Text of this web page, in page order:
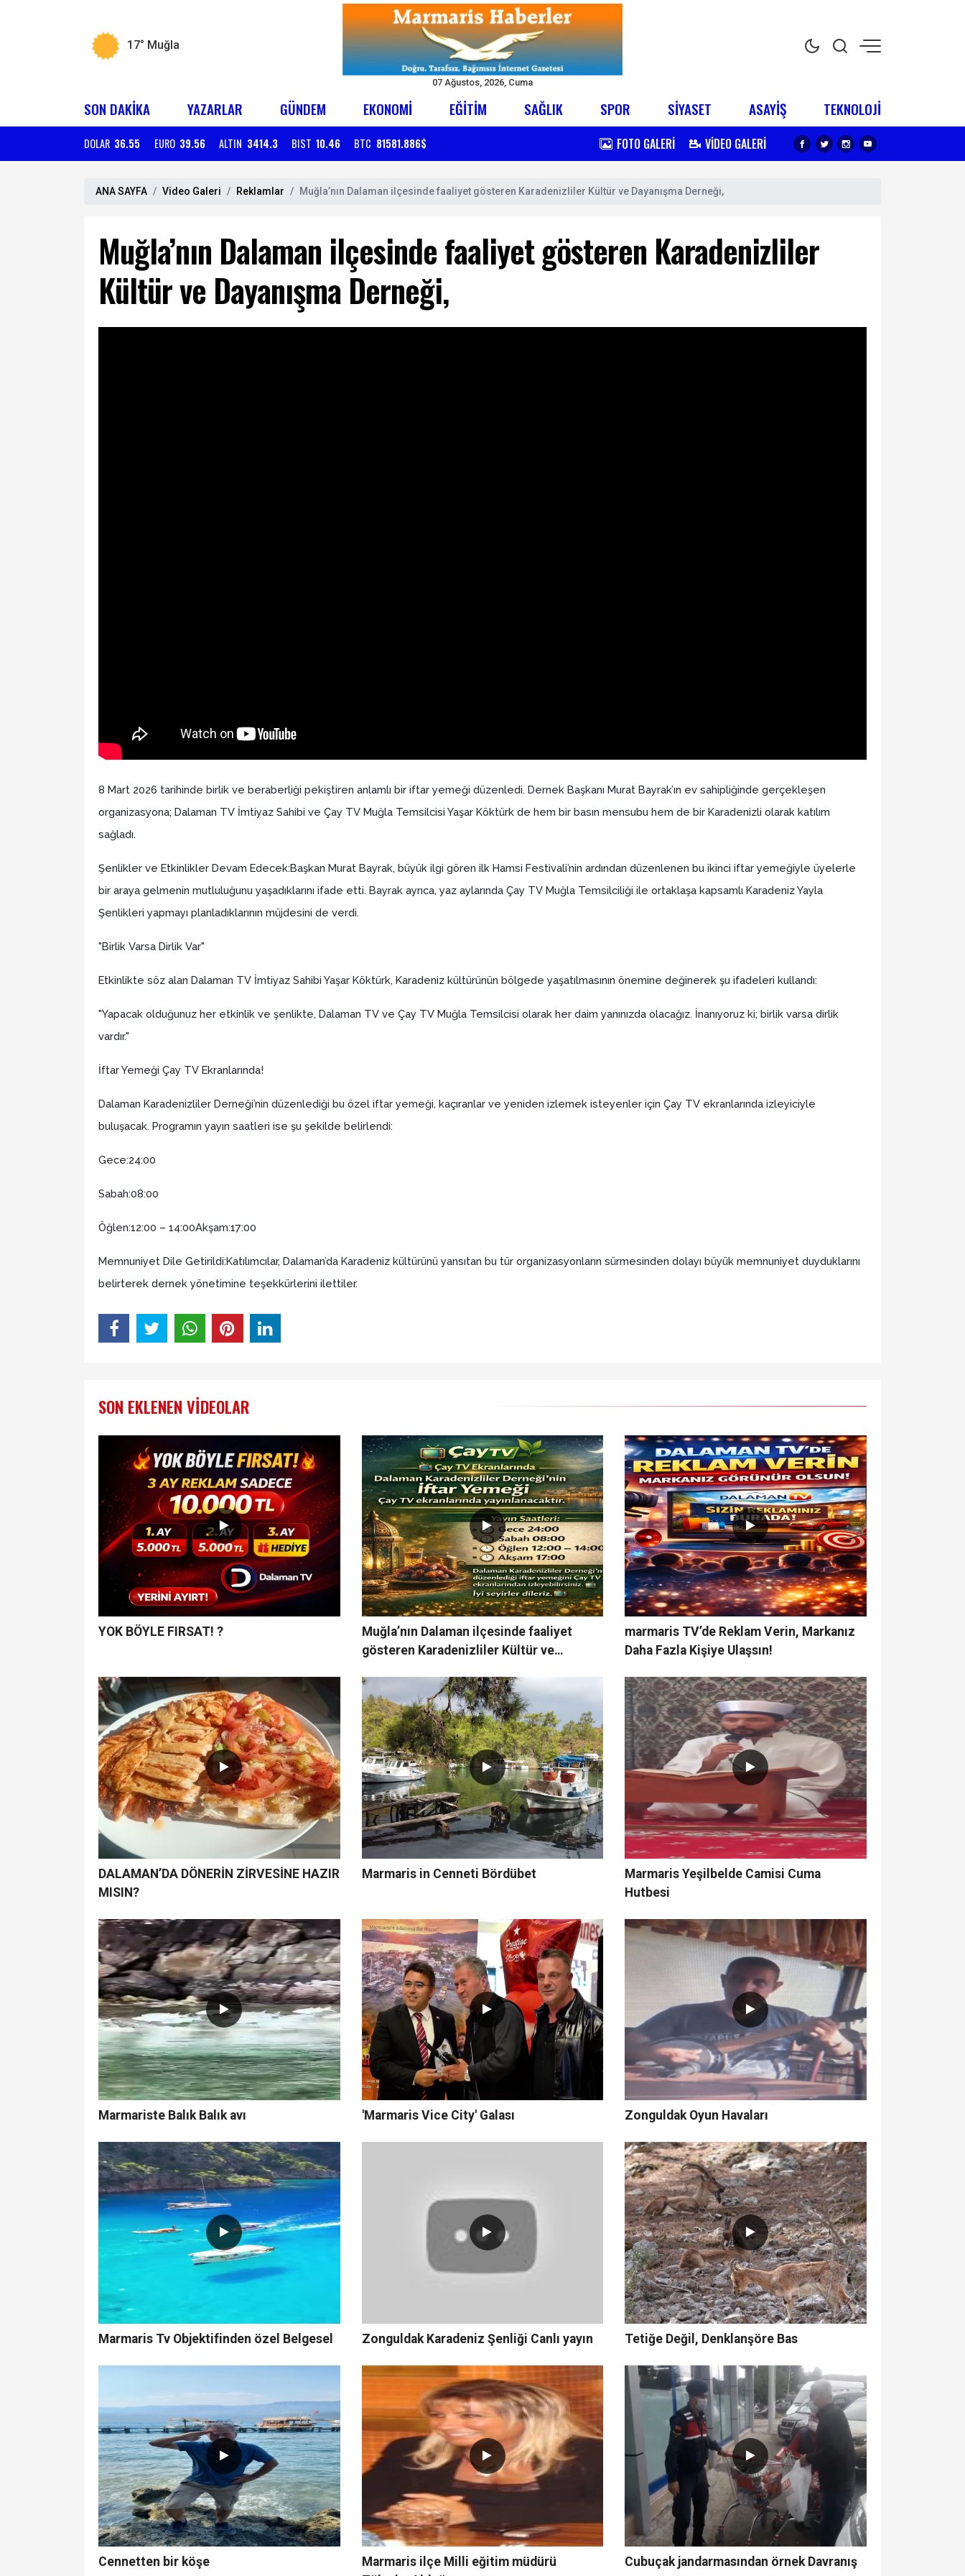
17° Muğla
07 Ağustos, 2026, Cuma
SON DAKİKA YAZARLAR GÜNDEM EKONOMİ EĞİTİM SAĞLIK SPOR SİYASET ASAYİŞ TEKNOLOJİ
DOLAR 36.55 EURO 39.56 ALTIN 3414.3 BIST 10.46 BTC 81581.886$ FOTO GALERİ VİDEO GALERİ
ANA SAYFA Video Galeri Reklamlar Muğla’nın Dalaman ilçesinde faaliyet gösteren Karadenizliler Kültür ve Dayanışma Derneği,
Muğla’nın Dalaman ilçesinde faaliyet gösteren Karadenizliler
Kültür ve Dayanışma Derneği,
8 Mart 2026 tarihinde birlik ve beraberliği pekiştiren anlamlı bir iftar yemeği düzenledi. Dernek Başkanı Murat Bayrak’ın ev sahipliğinde gerçekleşen
organizasyona; Dalaman TV İmtiyaz Sahibi ve Çay TV Muğla Temsilcisi Yaşar Köktürk de hem bir basın mensubu hem de bir Karadenizli olarak katılım
sağladı.
Şenlikler ve Etkinlikler Devam Edecek:Başkan Murat Bayrak, büyük ilgi gören ilk Hamsi Festivali’nin ardından düzenlenen bu ikinci iftar yemeğiyle üyelerle
bir araya gelmenin mutluluğunu yaşadıklarını ifade etti. Bayrak ayrıca, yaz aylarında Çay TV Muğla Temsilciliği ile ortaklaşa kapsamlı Karadeniz Yayla
Şenlikleri yapmayı planladıklarının müjdesini de verdi.
​"Birlik Varsa Dirlik Var"
Etkinlikte söz alan Dalaman TV İmtiyaz Sahibi Yaşar Köktürk, Karadeniz kültürünün bölgede yaşatılmasının önemine değinerek şu ifadeleri kullandı:
​"Yapacak olduğunuz her etkinlik ve şenlikte, Dalaman TV ve Çay TV Muğla Temsilcisi olarak her daim yanınızda olacağız. İnanıyoruz ki; birlik varsa dirlik
vardır."
İftar Yemeği Çay TV Ekranlarında!
Dalaman Karadenizliler Derneği’nin düzenlediği bu özel iftar yemeği, kaçıranlar ve yeniden izlemek isteyenler için Çay TV ekranlarında izleyiciyle
buluşacak. Programın yayın saatleri ise şu şekilde belirlendi:
​Gece:24:00
​Sabah:08:00
​Öğlen:12:00 – 14:00​Akşam:17:00
Memnuniyet Dile Getirildi:Katılımcılar, Dalaman’da Karadeniz kültürünü yansıtan bu tür organizasyonların sürmesinden dolayı büyük memnuniyet duyduklarını
belirterek dernek yönetimine teşekkürlerini ilettiler.
SON EKLENEN VIDEOLAR
YOK BÖYLE FIRSAT! ?
Muğla’nın Dalaman ilçesinde faaliyet
gösteren Karadenizliler Kültür ve
marmaris TV’de Reklam Verin, Markanız
Daha Fazla Kişiye Ulaşsın!
DALAMAN’DA DÖNERİN ZİRVESİNE HAZIR
MISIN?
Marmaris in Cenneti Bördübet
Marmaris Yeşilbelde Camisi Cuma
Hutbesi
Marmariste Balık Balık avı 'Marmaris Vice City' Galası Zonguldak Oyun Havaları
Marmaris Tv Objektifinden özel Belgesel Zonguldak Karadeniz Şenliği Canlı yayın Tetiğe Değil, Denklanşöre Bas
Cennetten bir köşe
Marmaris ilçe Milli eğitim müdürü
Cubuçak jandarmasından örnek Davranış